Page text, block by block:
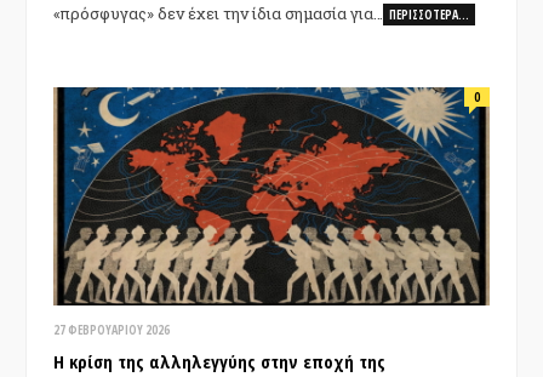
«πρόσφυγας» δεν έχει την ίδια σημασία για… ΠΕΡΙΣΣΌΤΕΡΑ…
27 ΦΕΒΡΟΥΑΡΊΟΥ 2026
0
Η κρίση της αλληλεγγύης στην εποχή της